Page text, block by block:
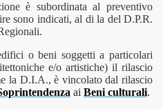
è subordinata al preventivo
sono indicati, al di la del D.P.R.
o beni soggetti a particolari
e/o artistiche) il rilascio
la D.I.A., è vincolato dal rilascio
ai Beni culturali.